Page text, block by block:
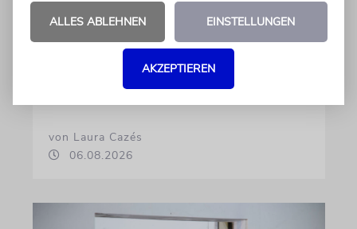
KULTURKOLUMNE
Es gibt keine blöden Fragen
Die schmerzhafte Erinnerung an eine
von Laura Cazés
06.08.2026
ALLES ABLEHNEN EINSTELLUNGEN
AKZEPTIEREN